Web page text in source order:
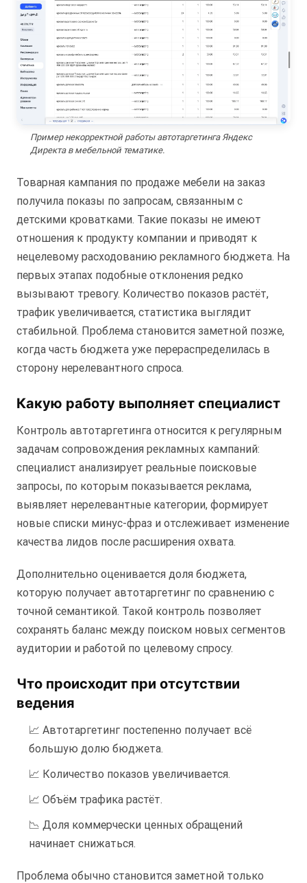
Пример некорректной работы автотаргетинга Яндекс
Директа в мебельной тематике.
Товарная кампания по продаже мебели на заказ
получила показы по запросам, связанным с
детскими кроватками. Такие показы не имеют
отношения к продукту компании и приводят к
нецелевому расходованию рекламного бюджета. На
первых этапах подобные отклонения редко
вызывают тревогу. Количество показов растёт,
трафик увеличивается, статистика выглядит
стабильной. Проблема становится заметной позже,
когда часть бюджета уже перераспределилась в
сторону нерелевантного спроса.
Какую работу выполняет специалист
Контроль автотаргетинга относится к регулярным
задачам сопровождения рекламных кампаний:
специалист анализирует реальные поисковые
запросы, по которым показывается реклама,
выявляет нерелевантные категории, формирует
новые списки минус-фраз и отслеживает изменение
качества лидов после расширения охвата.
Дополнительно оценивается доля бюджета,
которую получает автотаргетинг по сравнению с
точной семантикой. Такой контроль позволяет
сохранять баланс между поиском новых сегментов
аудитории и работой по целевому спросу.
Что происходит при отсутствии
ведения
📈 Автотаргетинг постепенно получает всё
большую долю бюджета.
📈 Количество показов увеличивается.
📈 Объём трафика растёт.
📉 Доля коммерчески ценных обращений
начинает снижаться.
Проблема обычно становится заметной только